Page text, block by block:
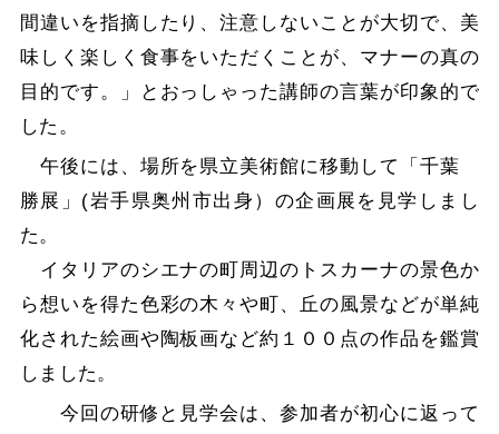
間違いを指摘したり、注意しないことが大切で、美
味しく楽しく食事をいただくことが、マナーの真の
目的です。」とおっしゃった講師の言葉が印象的で
した。
午後には、場所を県立美術館に移動して「千葉
勝展」(岩手県奥州市出身）の企画展を見学しまし
た。
イタリアのシエナの町周辺のトスカーナの景色か
ら想いを得た色彩の木々や町、丘の風景などが単純
化された絵画や陶板画など約１００点の作品を鑑賞
しました。
今回の研修と見学会は、参加者が初心に返って